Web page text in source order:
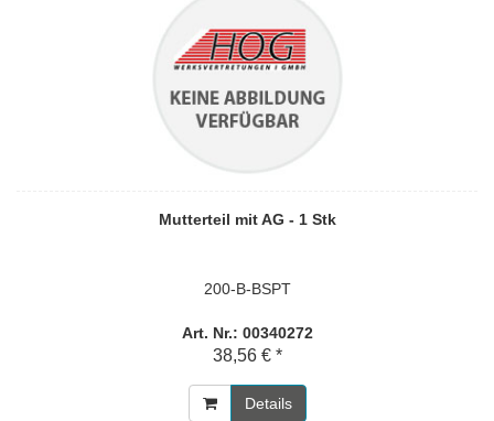
Mutterteil mit AG - 1 Stk
200-B-BSPT
Art. Nr.: 00340272
38,56 € *
Details